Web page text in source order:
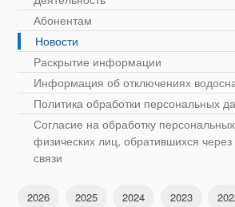
Абонентам
Новости
Раскрытие информации
Информация об отключениях
Политика обработки персональных
Согласие на обработку
физических лиц, обратившихся
связи
2026 2025 2024 2023